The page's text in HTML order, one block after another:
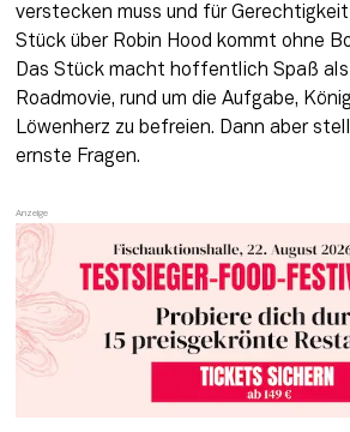
verstecken muss und für
Stück über Robin Hood kommt ohne
Das Stück macht hoffentlich Spaß
Roadmovie, rund um die Aufgabe,
Löwenherz zu befreien. Dann aber
ernste Fragen.